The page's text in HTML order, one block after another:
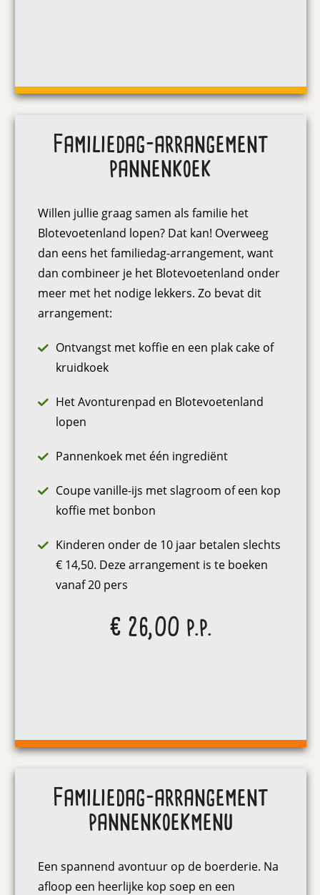
Familiedag-arrangement
pannenkoek
Willen jullie graag samen als familie het
Blotevoetenland lopen? Dat kan! Overweeg
dan eens het familiedag-arrangement, want
dan combineer je het Blotevoetenland onder
meer met het nodige lekkers. Zo bevat dit
arrangement:
Ontvangst met koffie en een plak cake of
kruidkoek
Het Avonturenpad en Blotevoetenland
lopen
Pannenkoek met één ingrediënt
Coupe vanille-ijs met slagroom of een kop
koffie met bonbon
Kinderen onder de 10 jaar betalen slechts
€ 14,50. Deze arrangement is te boeken
vanaf 20 pers
€ 26,00 p.p.
Familiedag-arrangement
pannenkoekmenu
Een spannend avontuur op de boerderie. Na
afloop een heerlijke kop soep en een